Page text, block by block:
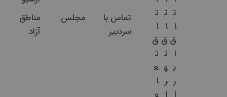
ت
ا
ق
ا
ی
ر
ت
ا
ق
ت
ه
ر
ت
ا
ق
ت
ع
ا
تماس با
سردبیر
مجلس
مناطق
آزاد